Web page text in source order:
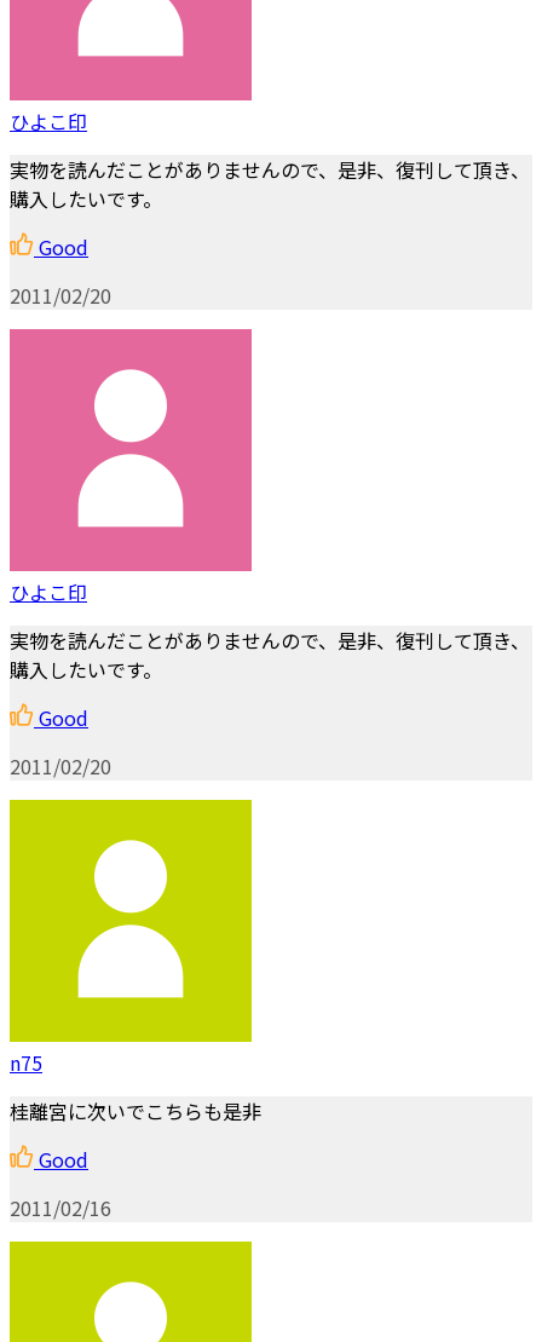
ひよこ印
実物を読んだことがありませんので、是非、復刊して頂き、
購入したいです。
Good
2011/02/20
ひよこ印
実物を読んだことがありませんので、是非、復刊して頂き、
購入したいです。
Good
2011/02/20
n75
桂離宮に次いでこちらも是非
Good
2011/02/16